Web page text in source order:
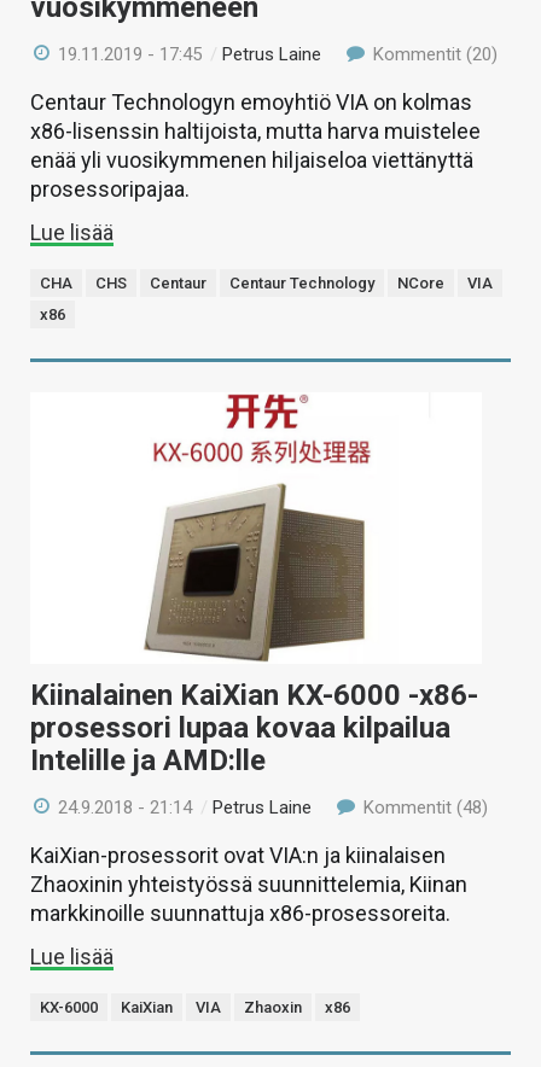
vuosikymmeneen
19.11.2019 - 17:45 /Petrus Laine Kommentit (20)
Centaur Technologyn emoyhtiö VIA on kolmas
x86-lisenssin haltijoista, mutta harva muistelee
enää yli vuosikymmenen hiljaiseloa viettänyttä
prosessoripajaa.
Lue lisää
CHA CHS Centaur Centaur Technology NCore
VIA
x86
Kiinalainen KaiXian KX-6000 -x86-
prosessori lupaa kovaa kilpailua
Intelille ja AMD:lle
24.9.2018 - 21:14 /Petrus Laine Kommentit (48)
KaiXian-prosessorit ovat VIA:n ja kiinalaisen
Zhaoxinin yhteistyössä suunnittelemia, Kiinan
markkinoille suunnattuja x86-prosessoreita.
Lue lisää
KX-6000 KaiXian VIA Zhaoxin x86